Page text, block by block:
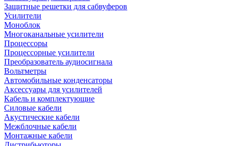
Защитные решетки для сабвуферов
Усилители
Моноблок
Многоканальные усилители
Процессоры
Процессорные усилители
Преобразователь аудиосигнала
Вольтметры
Автомобильные конденсаторы
Аксессуары для усилителей
Кабель и комплектующие
Силовые кабели
Акустические кабели
Межблочные кабели
Монтажные кабели